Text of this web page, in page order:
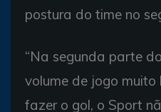
postura do time no
“Na segunda parte
volume de jogo
fazer o gol, o Sport